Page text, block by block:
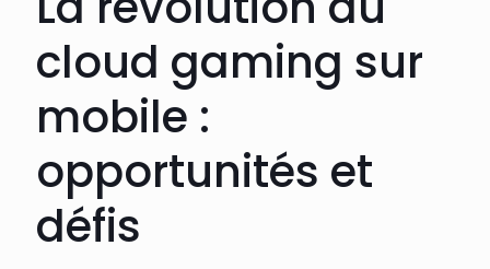
cloud gaming sur
mobile :
opportunités et
défis